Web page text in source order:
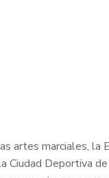
artes marciales, la
Ciudad Deportiva